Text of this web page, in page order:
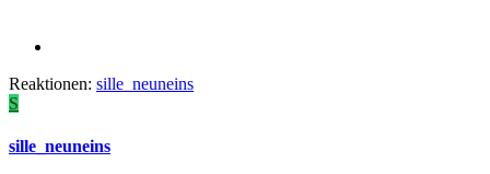
Reaktionen: sille_neuneins
S
sille_neuneins